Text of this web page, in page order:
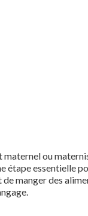
ou
étape essentielle
manger des